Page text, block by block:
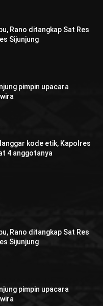
Rano ditangkap Sat Res
Sijunjung
pimpin upacara
kode etik, Kapolres
4 anggotanya
Rano ditangkap Sat Res
Sijunjung
pimpin upacara